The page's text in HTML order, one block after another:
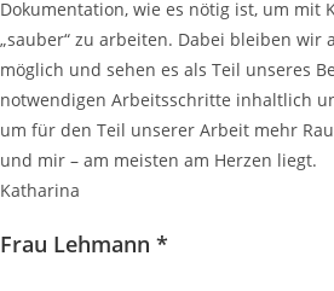
Dokumentation, wie es nötig ist, um mit
„sauber“ zu arbeiten. Dabei bleiben wir
möglich und sehen es als Teil unseres
notwendigen Arbeitsschritte inhaltlich
um für den Teil unserer Arbeit mehr
und mir – am meisten am Herzen liegt.
Katharina
Frau Lehmann *